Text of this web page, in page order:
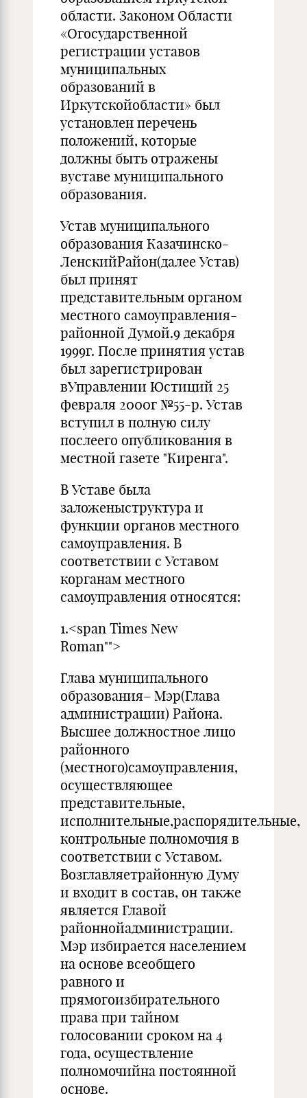
области. Законом Области
«Огосударственной
регистрации уставов
муниципальных
образований в
Иркутскойобласти» был
установлен перечень
положений, которые
должны быть отражены
вуставе муниципального
образования.
Устав муниципального
образования Казачинско-
ЛенскийРайон(далее Устав)
был принят
представительным органом
местного самоуправления-
районной Думой.9 декабря
1999г. После принятия устав
был зарегистрирован
вУправлении Юстиций 25
февраля 2000г №55-р. Устав
вступил в полную силу
послеего опубликования в
местной газете "Киренга".
В Уставе была
заложеныструктура и
функции органов местного
самоуправления. В
соответствии с Уставом
корганам местного
самоуправления относятся:
1.<span Times New
Roman"">
Глава муниципального
образования– Мэр(Глава
администрации) Района.
Высшее должностное лицо
районного
(местного)самоуправления,
осуществляющее
представительные,
исполнительные,распорядительные,
контрольные полномочия в
соответствии с Уставом.
Возглавляетрайонную Думу
и входит в состав, он также
является Главой
районнойадминистрации.
Мэр избирается населением
на основе всеобщего
равного и
прямогоизбирательного
права при тайном
голосовании сроком на 4
года, осуществление
полномочийна постоянной
основе.